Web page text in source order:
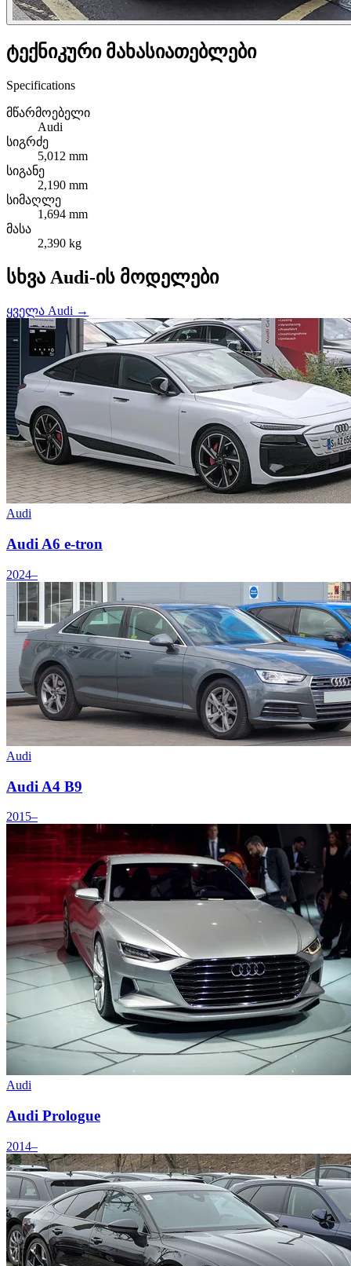
ტექნიკური მახასიათებლები
Specifications
მწარმოებელი
Audi
სიგრძე
5,012 mm
სიგანე
2,190 mm
სიმაღლე
1,694 mm
მასა
2,390 kg
სხვა Audi-ის მოდელები
ყველა Audi →
Audi
Audi A6 e-tron
2024–
Audi
Audi A4 B9
2015–
Audi
Audi Prologue
2014–